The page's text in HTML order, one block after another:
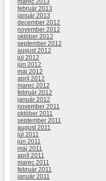
marec 2013
február 2013
január 2013
december 2012
november 2012
október 2012
september 2012
august 2012
júl 2012
jún 2012
máj 2012
apríl 2012
marec 2012
február 2012
január 2012
november 2011
október 2011
september 2011
august 2011
júl 2011
jún 2011
máj 2011
apríl 2011
marec 2011
február 2011
január 2011